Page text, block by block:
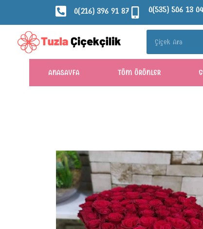
0(216) 396 91 87 0(535) 506 13 04
ANASAYFA TÜM ÜRÜNLER